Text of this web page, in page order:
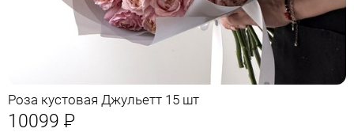
Роза кустовая Джульетт 15 шт
10099 Р